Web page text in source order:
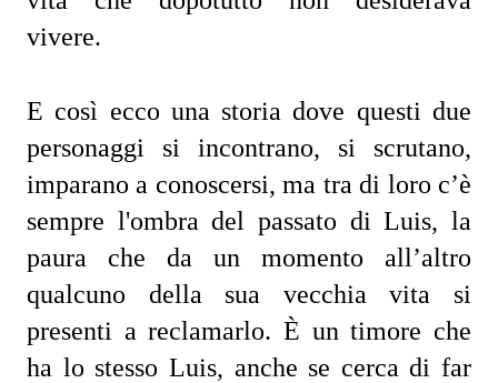
vivere.
E così ecco una storia dove questi due
personaggi si incontrano, si scrutano,
imparano a conoscersi, ma tra di loro c’è
sempre l'ombra del passato di Luis, la
paura che da un momento all’altro
qualcuno della sua vecchia vita si
presenti a reclamarlo. È un timore che
ha lo stesso Luis, anche se cerca di far